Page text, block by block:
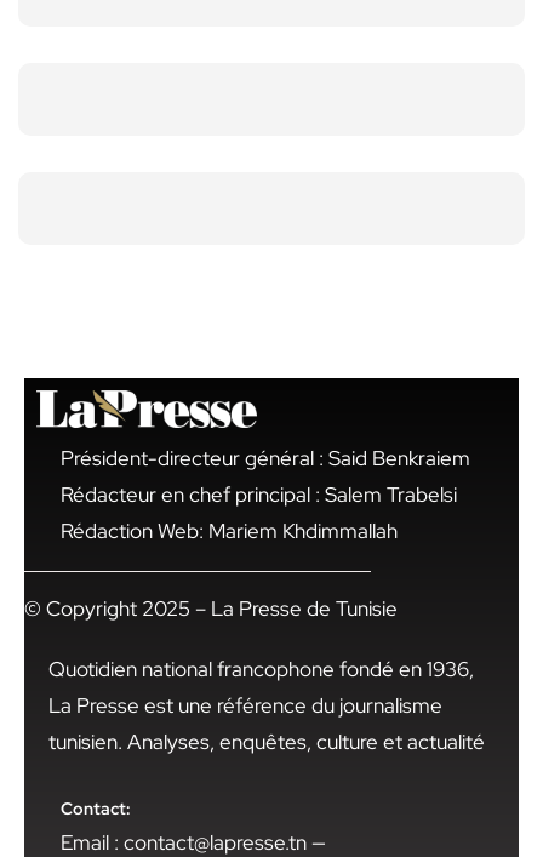
Président-directeur général : Said Benkraiem
Rédacteur en chef principal : Salem Trabelsi
Rédaction Web: Mariem Khdimmallah
© Copyright 2025 – La Presse de Tunisie
Quotidien national francophone fondé en 1936,
La Presse est une référence du journalisme
tunisien. Analyses, enquêtes, culture et actualité
Contact:
Email : contact@lapresse.tn —